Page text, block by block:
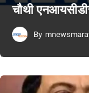
चौथी
By